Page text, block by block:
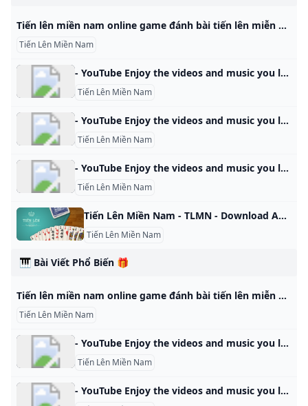
Tiến lên miền nam online game đánh bài tiến lên miễn phí Chơi game đánh bài tiến lên miền nam hot nhất bằng một tài khoản trên mọi nền tảng: iPhone, android, facebook, web Chú ý quan trọng Hướng dẫn chơi game Chắn Tiến lên miền nam Binh Tá lả (Phỏm) Sâm lốc Tài xỉu Vua cờ Tam quốc Hướng dẫn chơi game Cách tải và cài đặt ứng dụng chơi game Thập Thành Cách xử lý nếu không vào được game Tính Năng Trong Game Biểu Tượng Khách Hàng Thân Thiết Heo Vàng cho tân thủ Tặng Quà trong game Nhắn tin trong game Tìm Kiếm người chơi Mức thưởng khi đăng nhập, sinh nhật thành viên Xác thực số điện thoại Xem lại mật khẩu đã lưu Tính năng Ngôi Sao Hy Vọng Các Giải Đấu trong game Chắn Vương Chắn VIP Đả Lôi Đài Chắn Vương Invitational Quyền lợi thành viên VIP Quy định đối với thành viên VIP Quy định về vay/ trả quan Quy định về chuyển khoản # Game Tiến lên miền nam
Tiến Lên Miền Nam
- YouTube Enjoy the videos and music you love, upload original content, and share it all with friends, family, and the world on YouTube.
Tiến Lên Miền Nam
- YouTube Enjoy the videos and music you love, upload original content, and share it all with friends, family, and the world on YouTube.
Tiến Lên Miền Nam
- YouTube Enjoy the videos and music you love, upload original content, and share it all with friends, family, and the world on YouTube.
Tiến Lên Miền Nam
Tiến Lên Miền Nam - TLMN - Download APK untuk Android Aptoide Unduh APK Tiến Lên Miền Nam - TLMN 2.1.34 untuk Android sekarang juga. Tanpa biaya tambahan. Penilaian pengguna untuk Tiến Lên Miền Nam - TLMN: 0 ★ Tien Len Southern (Tien len mien nam, tien len) juga dikenal sebagai Tien Len (Tien Len, TLMN, TL) terdiri dari 52 kartu yang dibagi rata di antara 4 orang yang dimainkan sesuai aturan South dengan mode permainan terbaik. menghitung kaus kaki dan hari kedua dan ketiga yang menarik, ini adalah permainan yang sangat sederhana dan menarik di komunitas Vietnam, dimainkan oleh banyak teman selama liburan.
Tiến Lên Miền Nam
🎹 Bài Viết Phổ Biến 🎁
Tiến lên miền nam online game đánh bài tiến lên miễn phí Chơi game đánh bài tiến lên miền nam hot nhất bằng một tài khoản trên mọi nền tảng: iPhone, android, facebook, web Chú ý quan trọng Hướng dẫn chơi game Chắn Tiến lên miền nam Binh Tá lả (Phỏm) Sâm lốc Tài xỉu Vua cờ Tam quốc Hướng dẫn chơi game Cách tải và cài đặt ứng dụng chơi game Thập Thành Cách xử lý nếu không vào được game Tính Năng Trong Game Biểu Tượng Khách Hàng Thân Thiết Heo Vàng cho tân thủ Tặng Quà trong game Nhắn tin trong game Tìm Kiếm người chơi Mức thưởng khi đăng nhập, sinh nhật thành viên Xác thực số điện thoại Xem lại mật khẩu đã lưu Tính năng Ngôi Sao Hy Vọng Các Giải Đấu trong game Chắn Vương Chắn VIP Đả Lôi Đài Chắn Vương Invitational Quyền lợi thành viên VIP Quy định đối với thành viên VIP Quy định về vay/ trả quan Quy định về chuyển khoản # Game Tiến lên miền nam
Tiến Lên Miền Nam
- YouTube Enjoy the videos and music you love, upload original content, and share it all with friends, family, and the world on YouTube.
Tiến Lên Miền Nam
- YouTube Enjoy the videos and music you love, upload original content, and share it all with friends, family, and the world on YouTube.